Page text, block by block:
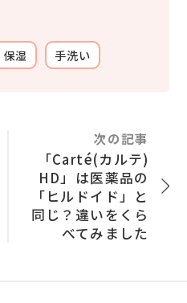
保湿 手洗い
次の記事
「Carté(カルテ)
HD」は医薬品の
「ヒルドイド」と
同じ？違いをくら
べてみました